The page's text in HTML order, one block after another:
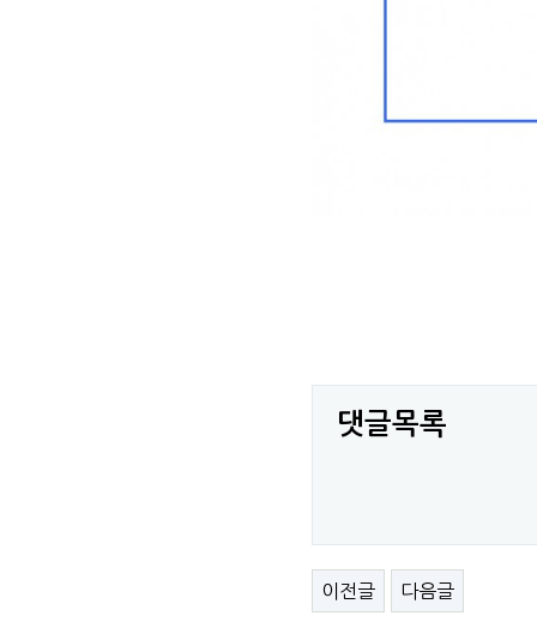
댓글목록
이전글 다음글